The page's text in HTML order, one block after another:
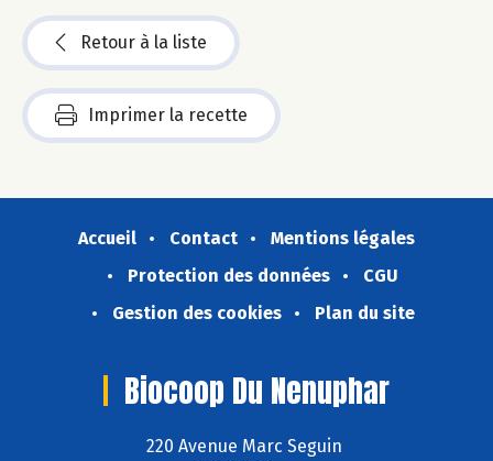
Retour à la liste
Imprimer la recette
Accueil Contact
Mentions légales
Protection des données
CGU
Gestion des cookies
Plan du site
Biocoop Du Nenuphar
220 Avenue Marc Seguin